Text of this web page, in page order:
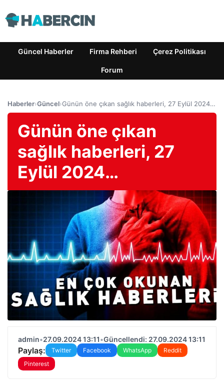
Güncel Haberler Firma Rehberi Çerez Politikası
Forum
Haberler›Güncel›Günün öne çıkan sağlık haberleri, 27 Eylül 2024…
Günün öne çıkan
sağlık haberleri, 27
Eylül 2024…
admin•27.09.2024 13:11•Güncellendi: 27.09.2024 13:11
Paylaş: Twitter Facebook WhatsApp
Reddit
Pinterest